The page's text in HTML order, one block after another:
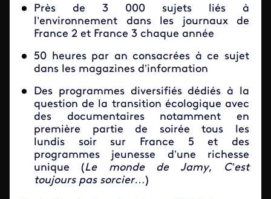
Près de 3 000 sujets liés à
l’environnement dans les journaux de
France 2 et France 3 chaque année
50 heures par an consacrées à ce sujet
dans les magazines d’information
Des programmes diversifiés dédiés à la
question de la transition écologique avec
des documentaires notamment en
première partie de soirée tous les
lundis soir sur France 5 et des
programmes jeunesse d’une richesse
unique (Le monde de Jamy,
C’est
toujours pas sorcier…)